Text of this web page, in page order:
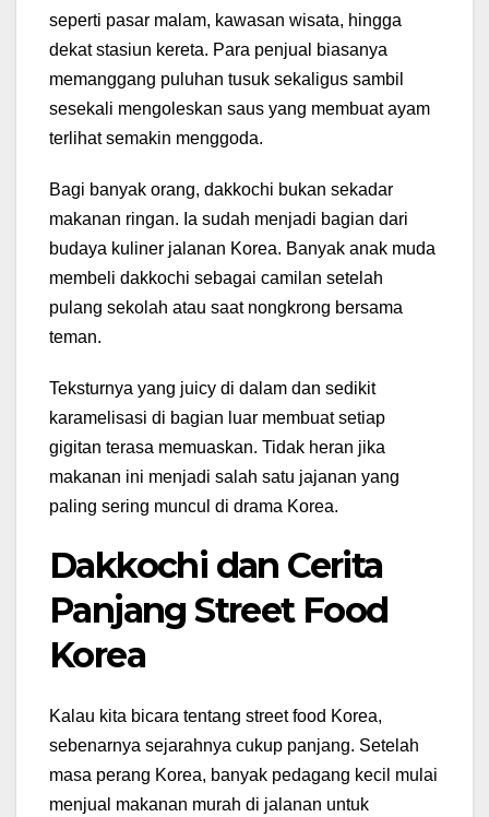
seperti pasar malam, kawasan wisata, hingga
dekat stasiun kereta. Para penjual biasanya
memanggang puluhan tusuk sekaligus sambil
sesekali mengoleskan saus yang membuat ayam
terlihat semakin menggoda.
Bagi banyak orang, dakkochi bukan sekadar
makanan ringan. Ia sudah menjadi bagian dari
budaya kuliner jalanan Korea. Banyak anak muda
membeli dakkochi sebagai camilan setelah
pulang sekolah atau saat nongkrong bersama
teman.
Teksturnya yang juicy di dalam dan sedikit
karamelisasi di bagian luar membuat setiap
gigitan terasa memuaskan. Tidak heran jika
makanan ini menjadi salah satu jajanan yang
paling sering muncul di drama Korea.
Dakkochi dan Cerita
Panjang Street Food
Korea
Kalau kita bicara tentang street food Korea,
sebenarnya sejarahnya cukup panjang. Setelah
masa perang Korea, banyak pedagang kecil mulai
menjual makanan murah di jalanan untuk